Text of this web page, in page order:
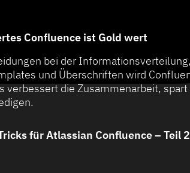
Confluence ist Gold wert
bei der
und Überschriften wird
verbessert die Zusammenarbeit,
für Atlassian Confluence – Teil